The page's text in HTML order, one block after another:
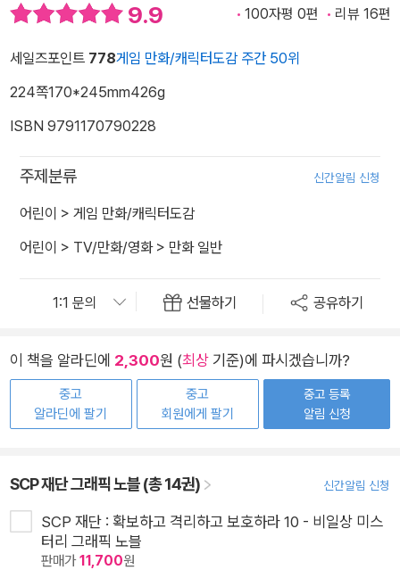
9.9 100자평 0편 리뷰 16편
세일즈포인트 778게임 만화/캐릭터도감 주간 50위
224쪽170*245mm426g
ISBN 9791170790228
주제분류 신간알림 신청
어린이 > 게임 만화/캐릭터도감
어린이 > TV/만화/영화> 만화 일반
선물하기 공유하기
이 책을 알라딘에 2,300원 (최상 기준)에 파시겠습니까?
중고
알라딘에 팔기
중고
회원에게 팔기
중고 등록
알림 신청
SCP 재단 그래픽 노블 (총 14권) 신간알림 신청
SCP 재단 : 확보하고 격리하고 보호하라 10 - 비일상 미스
터리 그래픽 노블
판매가11,700원